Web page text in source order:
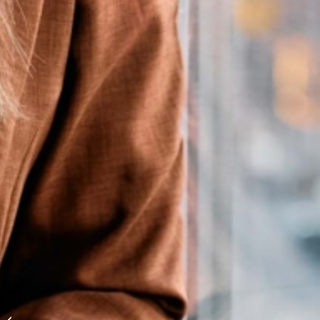
Finance